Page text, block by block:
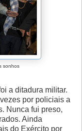
sonhos
a ditadura militar.
por policiais a
Nunca fui preso,
Ainda
do Exército por